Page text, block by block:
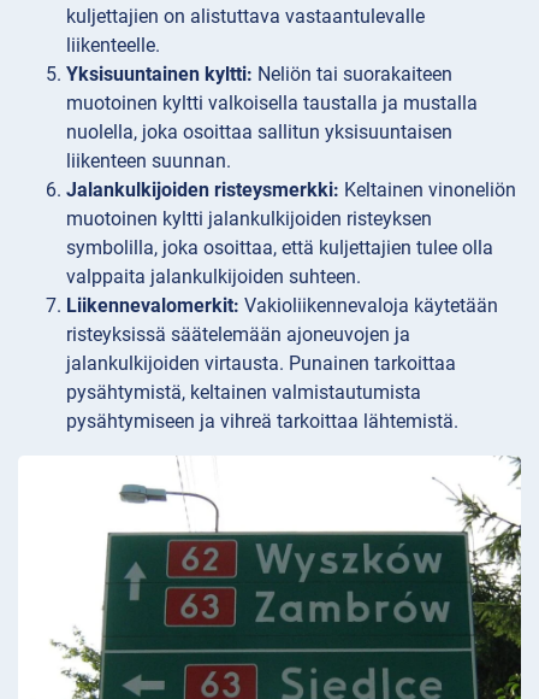
kuljettajien on alistuttava vastaantulevalle
liikenteelle.
Yksisuuntainen kyltti: Neliön tai suorakaiteen
muotoinen kyltti valkoisella taustalla ja mustalla
nuolella, joka osoittaa sallitun yksisuuntaisen
liikenteen suunnan.
Jalankulkijoiden risteysmerkki: Keltainen vinoneliön
muotoinen kyltti jalankulkijoiden risteyksen
symbolilla, joka osoittaa, että kuljettajien tulee olla
valppaita jalankulkijoiden suhteen.
Liikennevalomerkit: Vakioliikennevaloja käytetään
risteyksissä säätelemään ajoneuvojen ja
jalankulkijoiden virtausta. Punainen tarkoittaa
pysähtymistä, keltainen valmistautumista
pysähtymiseen ja vihreä tarkoittaa lähtemistä.